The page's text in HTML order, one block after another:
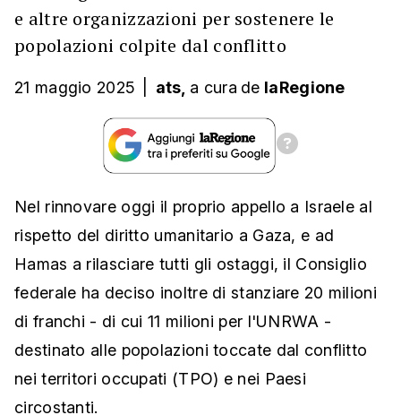
e altre organizzazioni per sostenere le
popolazioni colpite dal conflitto
21 maggio 2025 ats, a cura de laRegione
Nel rinnovare oggi il proprio appello a Israele al
rispetto del diritto umanitario a Gaza, e ad
Hamas a rilasciare tutti gli ostaggi, il Consiglio
federale ha deciso inoltre di stanziare 20 milioni
di franchi - di cui 11 milioni per l'UNRWA -
destinato alle popolazioni toccate dal conflitto
nei territori occupati (TPO) e nei Paesi
circostanti.